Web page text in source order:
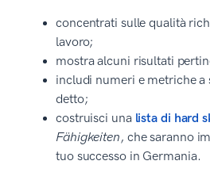
concentrati sulle qualità
lavoro;
mostra alcuni risultati
includi numeri e metriche
detto;
costruisci una lista di hard
Fähigkeiten, che saranno
tuo successo in Germania.